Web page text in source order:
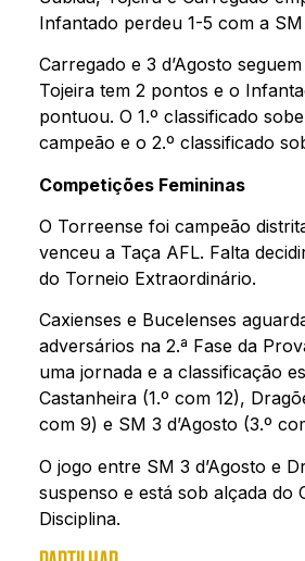
Infantado perdeu 1-5 com a SM
Carregado e 3 d’Agosto
Tojeira tem 2 pontos e o
pontuou. O 1.º classificado
campeão e o 2.º classificado
Competições Femininas
O Torreense foi campeão
venceu a Taça AFL. Falta
do Torneio Extraordinário.
Caxienses e Bucelenses
adversários na 2.ª Fase da
uma jornada e a classificação
Castanheira (1.º com 12),
com 9) e SM 3 d’Agosto (3.º
O jogo entre SM 3 d’Agosto e
suspenso e está sob alçada do
Disciplina.